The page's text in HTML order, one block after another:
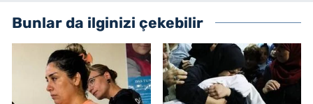
Bunlar da ilginizi çekebilir